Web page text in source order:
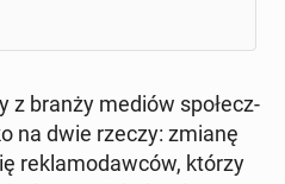
z branży mediów spo­łecz­
na dwie rzeczy: zmianę
re­kla­mo­daw­ców, którzy